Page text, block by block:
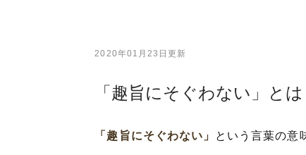
2020年01月23日更新
「趣旨にそぐわない」と
「趣旨にそぐわない」 という言葉の意